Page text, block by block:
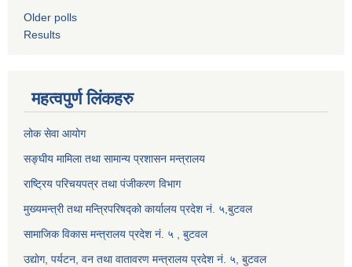
Older polls
Results
महत्वपुर्ण लिंकहरु
लोक सेवा आयोग
सङ्घीय मामिला तथा सामान्य प्रशासन मन्त्रालय
राष्ट्रिय परिचयपत्र तथा पंजीकरण विभाग
मुख्यमन्त्री तथा मन्त्रिपरिषद्को कार्यालय प्रदेश नं. ५,बुटवल
सामाजिक विकास मन्त्रालय प्रदेश नं. ५ , बुटवल
उद्याेग, पर्यटन, वन तथा वातावरण मन्त्रालय प्रदेश नं. ५, बुटवल